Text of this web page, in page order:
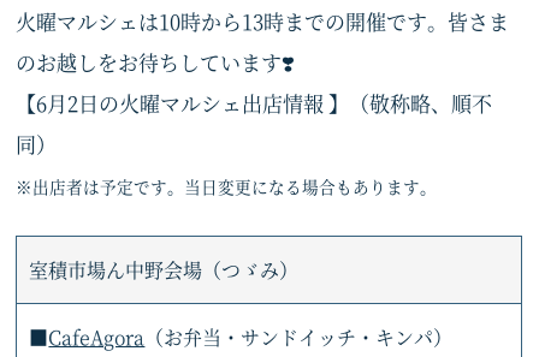
火曜マルシェは10時から13時までの開催です。皆さま
のお越しをお待ちしています❣️
【6月2日の火曜マルシェ出店情報 】（敬称略、順不
同）
※出店者は予定です。当日変更になる場合もあります。
室積市場ん中野会場（つゞみ）
■CafeAgora （お弁当・サンドイッチ・キンパ）